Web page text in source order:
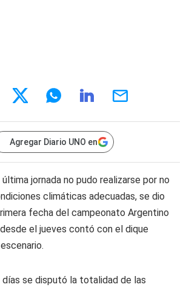
Agregar Diario UNO en
jornada no pudo realizarse por no
climáticas adecuadas, se dio
fecha del campeonato Argentino
el jueves contó con el dique
días se disputó la totalidad de las